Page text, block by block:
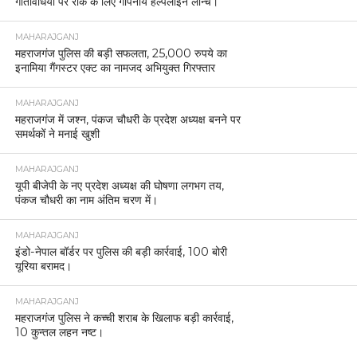
MAHARAJGANJ
महराजगंज पुलिस की बड़ी सफलता, 25,000 रुपये का
इनामिया गैंगस्टर एक्ट का नामजद अभियुक्त गिरफ्तार
MAHARAJGANJ
महराजगंज में जश्न, पंकज चौधरी के प्रदेश अध्यक्ष बनने पर
समर्थकों ने मनाई खुशी
MAHARAJGANJ
यूपी बीजेपी के नए प्रदेश अध्यक्ष की घोषणा लगभग तय,
पंकज चौधरी का नाम अंतिम चरण में।
MAHARAJGANJ
इंडो-नेपाल बॉर्डर पर पुलिस की बड़ी कार्रवाई, 100 बोरी
यूरिया बरामद।
MAHARAJGANJ
महराजगंज पुलिस ने कच्ची शराब के खिलाफ बड़ी कार्रवाई,
10 कुन्तल लहन नष्ट।